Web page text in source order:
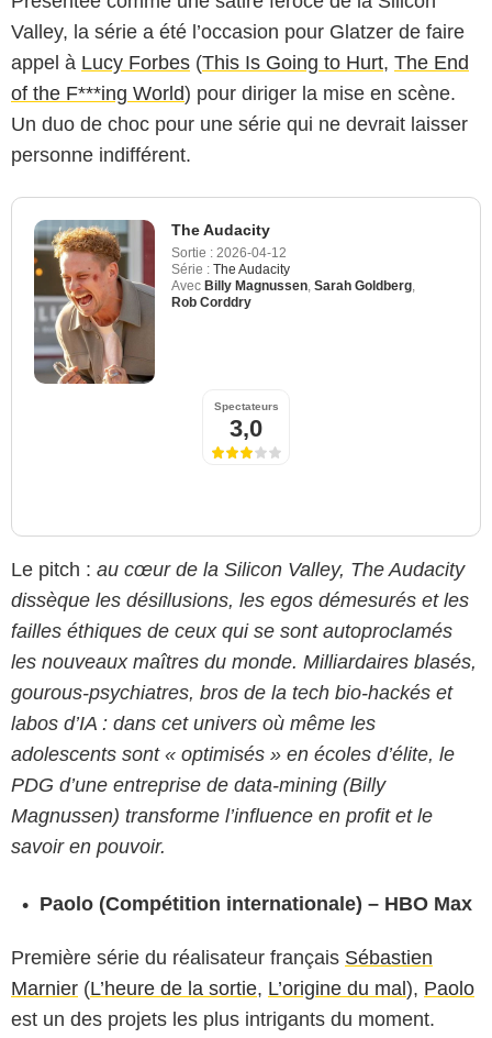
Valley, la série a été l’occasion pour Glatzer de faire
appel à Lucy Forbes (This Is Going to Hurt, The End
of the F***ing World) pour diriger la mise en scène.
Un duo de choc pour une série qui ne devrait laisser
personne indifférent.
The Audacity
Sortie : 2026-04-12
Série : The Audacity
Avec Billy Magnussen, Sarah Goldberg,
Rob Corddry
Spectateurs
3,0
Le pitch : au cœur de la Silicon Valley, The Audacity
dissèque les désillusions, les egos démesurés et les
failles éthiques de ceux qui se sont autoproclamés
les nouveaux maîtres du monde. Milliardaires blasés,
gourous-psychiatres, bros de la tech bio-hackés et
labos d’IA : dans cet univers où même les
adolescents sont « optimisés » en écoles d’élite, le
PDG d’une entreprise de data-mining (Billy
Magnussen) transforme l’influence en profit et le
savoir en pouvoir.
Paolo (Compétition internationale) – HBO Max
Première série du réalisateur français Sébastien
Marnier (L’heure de la sortie, L’origine du mal ), Paolo
est un des projets les plus intrigants du moment.